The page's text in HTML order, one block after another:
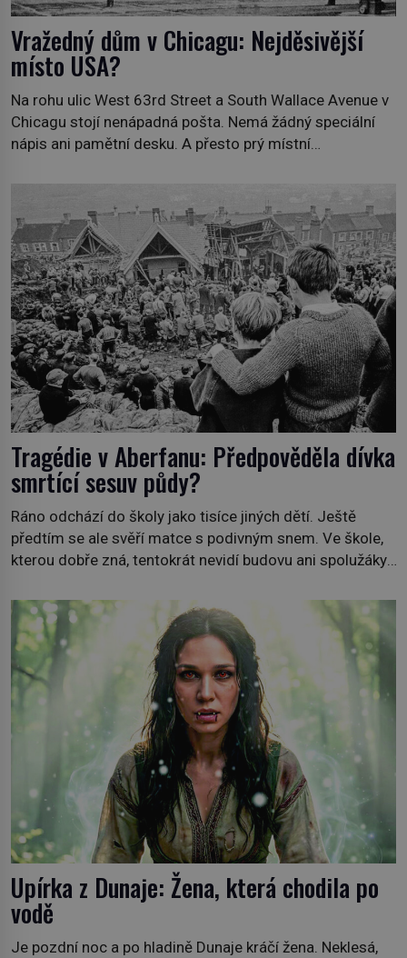
Vražedný dům v Chicagu: Nejděsivější
místo USA?
Na rohu ulic West 63rd Street a South Wallace Avenue v
Chicagu stojí nenápadná pošta. Nemá žádný speciální
nápis ani pamětní desku. A přesto prý místní
sídlil sériový vrah H. H. Holmes a také nejpropracovanější
past na lidi v dějinách americké kriminalistiky. Herman
Webster Mudgett (1861–1896) přijíždí […]
Tragédie v Aberfanu: Předpověděla dívka
smrtící sesuv půdy?
Ráno odchází do školy jako tisíce jiných dětí. Ještě
předtím se ale svěří matce s podivným snem. Ve škole,
kterou dobře zná, tentokrát nevidí budovu ani spolužáky.
později je mrtvá. Mohla devítiletá Zahlédla vlastní
osud? Dne 21. října 1966 se velšská vesnice Aberfan […]
Upírka z Dunaje: Žena, která chodila po
vodě
Je pozdní noc a po hladině Dunaje kráčí žena. Neklesá,